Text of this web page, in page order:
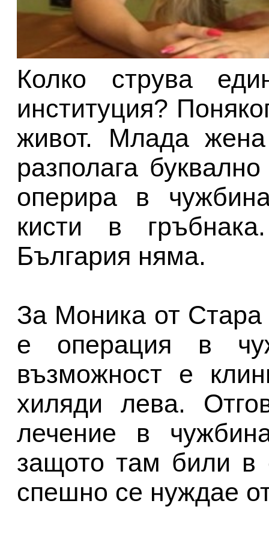
Колко струва
институция?
живот. Млада
разполага
оперира в
кисти в
България няма.
За Моника от
е операция в
възможност е
хиляди лева.
лечение в
защото там били в
спешно се нуждае